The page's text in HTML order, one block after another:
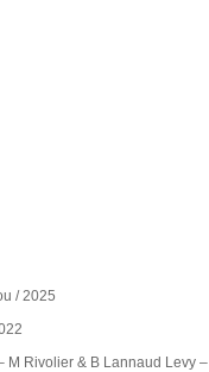
/ 2025
M Rivolier & B Lannaud Levy –